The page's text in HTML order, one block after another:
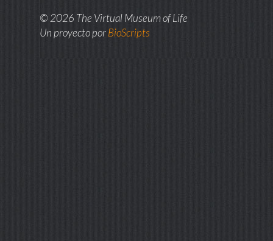
© 2026 The Virtual Museum of Life
Un proyecto porBioScripts